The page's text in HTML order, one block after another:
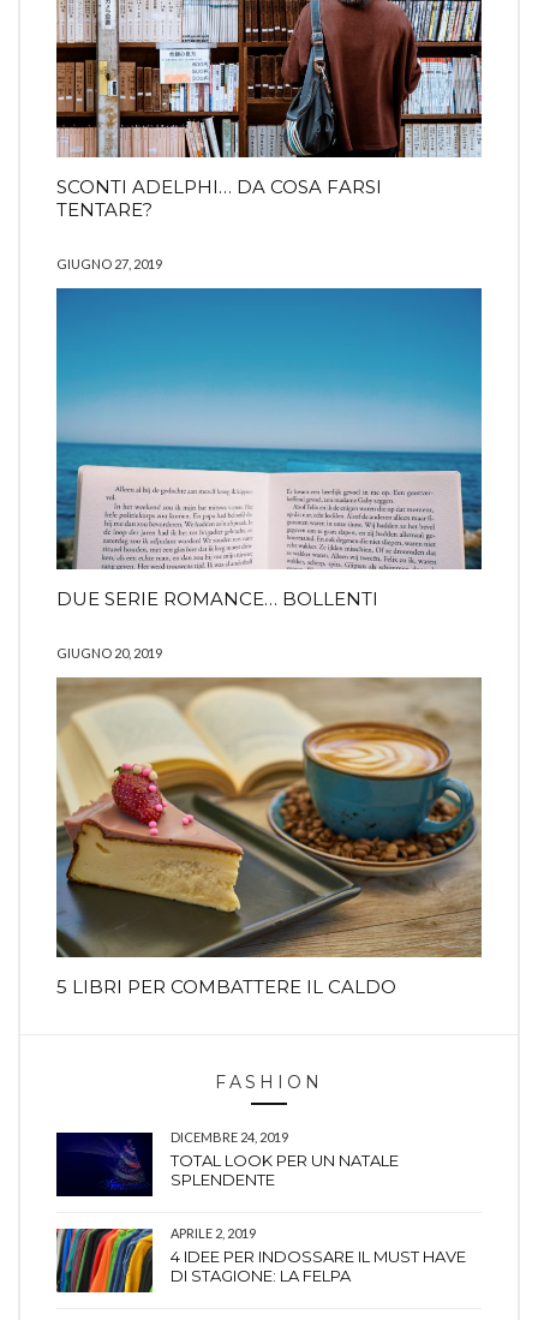
SCONTI ADELPHI… DA COSA FARSI
TENTARE?
GIUGNO 27, 2019
DUE SERIE ROMANCE… BOLLENTI
GIUGNO 20, 2019
5 LIBRI PER COMBATTERE IL CALDO
FASHION
DICEMBRE 24, 2019
TOTAL LOOK PER UN NATALE
SPLENDENTE
APRILE 2, 2019
4 IDEE PER INDOSSARE IL MUST HAVE
DI STAGIONE: LA FELPA